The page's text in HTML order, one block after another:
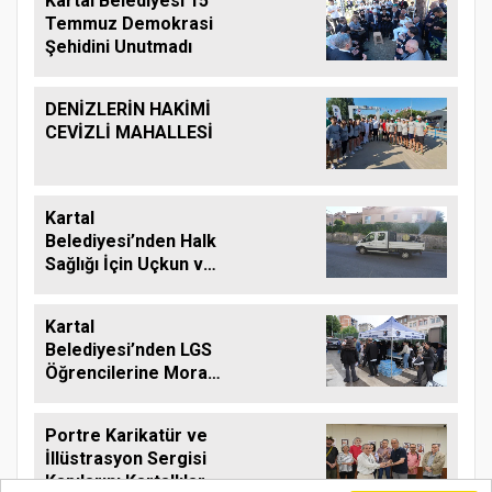
Temmuz Demokrasi
Şehidini Unutmadı
DENİZLERİN HAKİMİ
CEVİZLİ MAHALLESİ
Kartal
Belediyesi’nden Halk
Sağlığı İçin Uçkun ve
Kartal
Belediyesi’nden LGS
Öğrencilerine Moral
Portre Karikatür ve
İllüstrasyon Sergisi
Kapılarını Kartallılar